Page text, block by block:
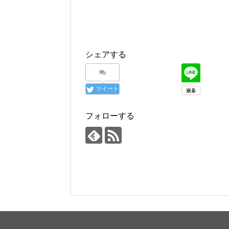
シェアする
ツイート
フォローする